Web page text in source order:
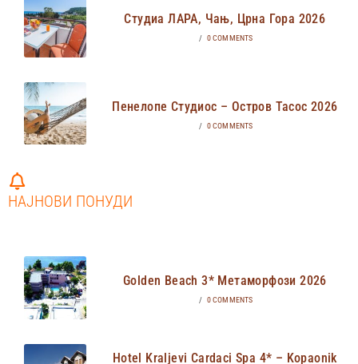
Студиа ЛАРА, Чањ, Црна Гора 2026
/ 0 COMMENTS
Пенелопе Студиос – Остров Тасос 2026
/ 0 COMMENTS
НАЈНОВИ ПОНУДИ
Golden Beach 3* Метаморфози 2026
/ 0 COMMENTS
Hotel Kraljevi Cardaci Spa 4* – Kopaonik